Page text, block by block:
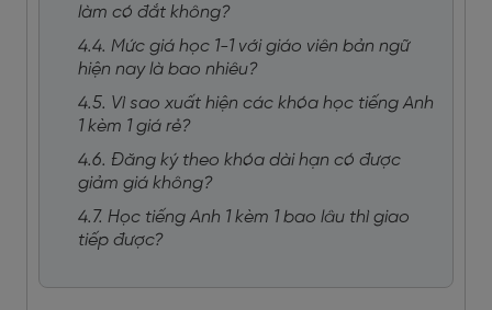
làm có đắt không?
4.4. Mức giá học 1-1 với giáo viên bản ngữ
hiện nay là bao nhiêu?
4.5. Vì sao xuất hiện các khóa học tiếng Anh
1 kèm 1 giá rẻ?
4.6. Đăng ký theo khóa dài hạn có được
giảm giá không?
4.7. Học tiếng Anh 1 kèm 1 bao lâu thì giao
tiếp được?